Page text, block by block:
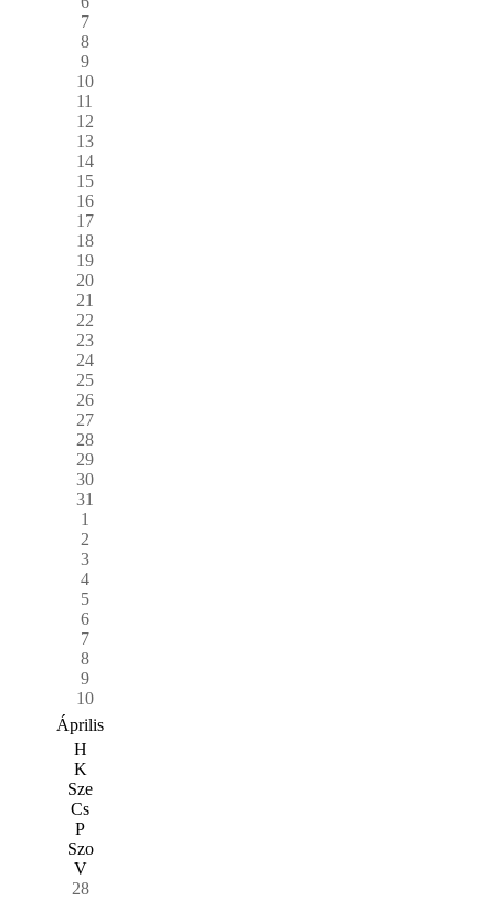
7
8
9
10
11
12
13
14
15
16
17
18
19
20
21
22
23
24
25
26
27
28
29
30
31
1
2
3
4
5
6
7
8
9
10
Április
H
K
Sze
Cs
P
Szo
V
28